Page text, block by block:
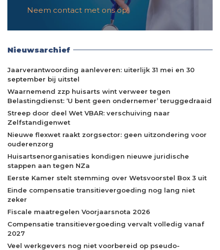
Neem contact met ons op!
Nieuwsarchief
Jaarverantwoording aanleveren: uiterlijk 31 mei en 30
september bij uitstel
Waarnemend zzp huisarts wint verweer tegen
Belastingdienst: ‘U bent geen ondernemer’ teruggedraaid
Streep door deel Wet VBAR: verschuiving naar
Zelfstandigenwet
Nieuwe flexwet raakt zorgsector: geen uitzondering voor
ouderenzorg
Huisartsenorganisaties kondigen nieuwe juridische
stappen aan tegen NZa
Eerste Kamer stelt stemming over Wetsvoorstel Box 3 uit
Einde compensatie transitievergoeding nog lang niet
zeker
Fiscale maatregelen Voorjaarsnota 2026
Compensatie transitievergoeding vervalt volledig vanaf
2027
Veel werkgevers nog niet voorbereid op pseudo-